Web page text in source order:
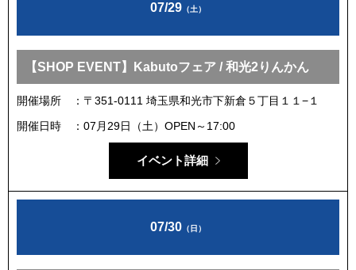
07/29 （土）
【SHOP EVENT】Kabutoフェア / 和光2りんかん
開催場所
〒351-0111 埼玉県和光市下新倉５丁目１１−１
開催日時
07月29日（土）OPEN～17:00
イベント詳細
07/30 （日）